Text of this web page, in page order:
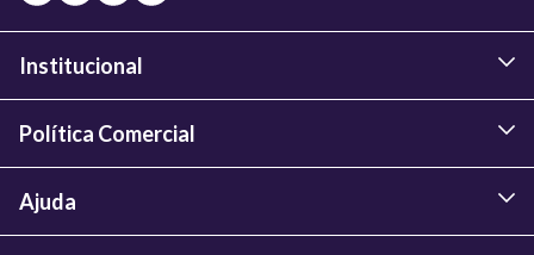
Institucional
Política Comercial
Ajuda